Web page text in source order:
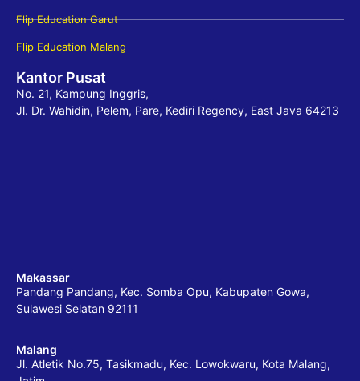
Flip Education Garut
Flip Education Malang
Kantor Pusat
No. 21, Kampung Inggris,
Jl. Dr. Wahidin, Pelem, Pare, Kediri Regency, East Java 64213
Makassar
Pandang Pandang, Kec. Somba Opu, Kabupaten Gowa,
Sulawesi Selatan 92111
Malang
Jl. Atletik No.75, Tasikmadu, Kec. Lowokwaru, Kota Malang,